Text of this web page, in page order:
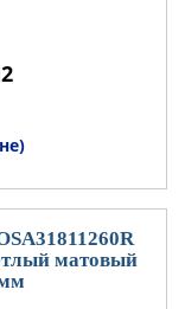
матовый